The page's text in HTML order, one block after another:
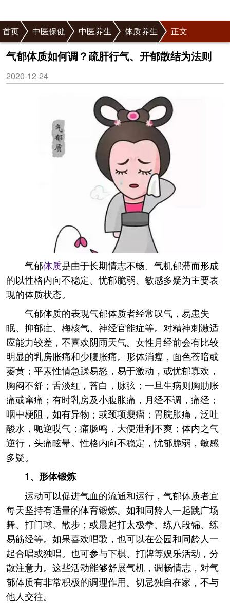
首页 中医保健 中医养生 体质养生 正文
气郁体质如何调？疏肝行气、开郁散结为法则
2020-12-24
气郁体质是由于长期情志不畅、气机郁滞而形成
的以性格内向不稳定、忧郁脆弱、敏感多疑为主要表
现的体质状态。
气郁体质的表现气郁体质者经常叹气，易患失
眠、抑郁症、梅核气、神经官能症等。对精神刺激适
应能力较差，不喜欢阴雨天气。女性月经前会有比较
明显的乳房胀痛和少腹胀痛。形体消瘦，面色苍暗或
萎黄；平素性情急躁易怒，易于激动，或忧郁寡欢，
胸闷不舒；舌淡红，苔白，脉弦；一旦生病则胸肋胀
痛或窜痛；有时乳房及小腹胀痛，月经不调，痛经；
咽中梗阻，如有异物；或颈项瘿瘤；胃脘胀痛，泛吐
酸水，呃逆哎气；痛肠鸣，大便泄利不爽；体内之气
逆行，头痛眩晕。性格内向不稳定，忧郁脆弱，敏感
多疑。
1、 形体锻炼
运动可以促进气血的流通和运行，气郁体质者宜
每天坚持有适量的体育锻炼。如和同龄人一起跳广场
舞、打门球、散步；或晨起打太极拳、练八段锦、练
易筋经等。如果喜欢唱歌，也可以在公园和同龄人一
起合唱或独唱。也可参与下棋、打牌等娱乐活动，分
散注意力。这些活动能够舒展气机，调畅情志，对气
郁体质有非常积极的调理作用。切忌独自在家，不与
他人交往。